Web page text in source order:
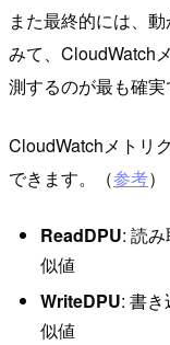
また最終的には、
みて、CloudWatch
測するのが最も確実
CloudWatchメトリ
できます。（参考）
ReadDPU: 読
似値
WriteDPU: 書
似値